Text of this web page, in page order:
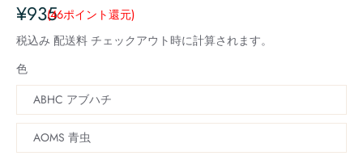
¥935
(46ポイント還元)
税込み 配送料 チェックアウト時に計算されます。
色
ABHC アブハチ
AOMS 青虫